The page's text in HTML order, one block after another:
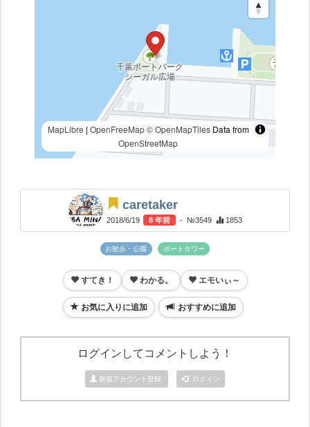
MapLibre | OpenFreeMap © OpenMapTilesData from
OpenStreetMap
caretaker
2018/6/19 8 年前 - №3549 1853
お散歩・公園 ポートタワー
すてき！ わかる。 エモいぃ～
お気に入りに追加 おすすめに追加
ログインしてコメントしよう！
新規アカウント登録 ログイン